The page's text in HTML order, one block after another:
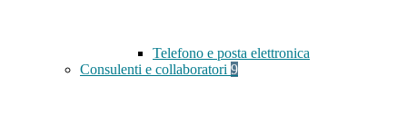
Telefono e posta elettronica
Consulenti e collaboratori 9